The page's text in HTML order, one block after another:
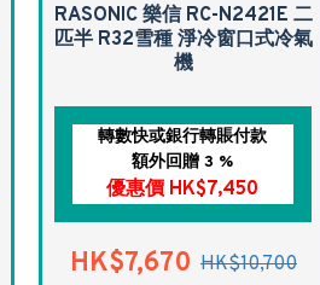
RASONIC 樂信 RC-N2421E 二
匹半 R32雪種 淨冷窗口式冷氣
機
轉數快或銀行轉賬付款
額外回贈 3 %
優惠價 HK$7,450
HK$7,670 HK$10,700